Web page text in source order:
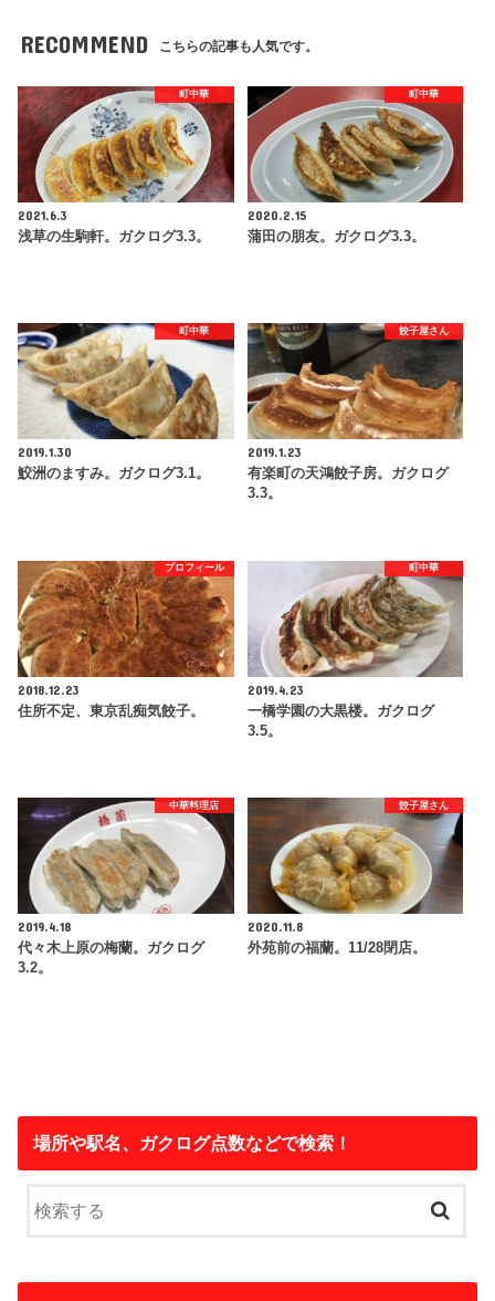
RECOMMEND こちらの記事も人気です。
町中華
2021.6.3
浅草の生駒軒。ガクログ3.3。
町中華
2020.2.15
蒲田の朋友。ガクログ3.3。
町中華
2019.1.30
鮫洲のますみ。ガクログ3.1。
餃子屋さん
2019.1.23
有楽町の天鴻餃子房。ガクログ
3.3。
プロフィール
2018.12.23
住所不定、東京乱痴気餃子。
町中華
2019.4.23
一橋学園の大黒楼。ガクログ
3.5。
中華料理店
2019.4.18
代々木上原の梅蘭。ガクログ
3.2。
餃子屋さん
2020.11.8
外苑前の福蘭。11/28閉店。
場所や駅名、ガクログ点数などで検索！